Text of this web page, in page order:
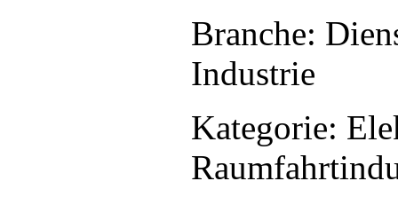
Branche:
Industrie
Kategorie: